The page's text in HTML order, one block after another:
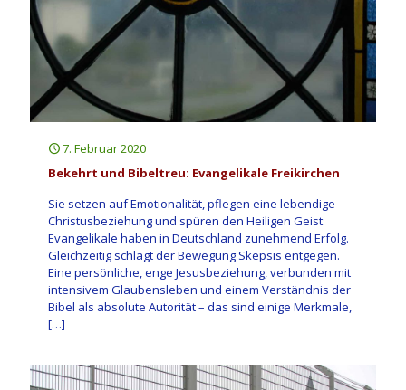
7. Februar 2020
Bekehrt und Bibeltreu: Evangelikale Freikirchen
Sie setzen auf Emotionalität, pflegen eine lebendige
Christusbeziehung und spüren den Heiligen Geist:
Evangelikale haben in Deutschland zunehmend Erfolg.
Gleichzeitig schlägt der Bewegung Skepsis entgegen.
Eine persönliche, enge Jesusbeziehung, verbunden mit
intensivem Glaubensleben und einem Verständnis der
Bibel als absolute Autorität – das sind einige Merkmale,
[…]